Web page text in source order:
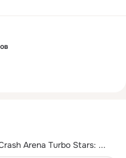
Arena Turbo Stars: ...